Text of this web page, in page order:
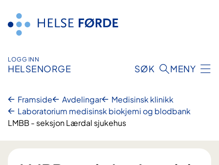
innhald
LOGG INN
HELSENORGE SØK MENY
Framside Avdelingar
Medisinsk klinikk
Laboratorium medisinsk biokjemi og blodbank
LMBB - seksjon Lærdal sjukehus